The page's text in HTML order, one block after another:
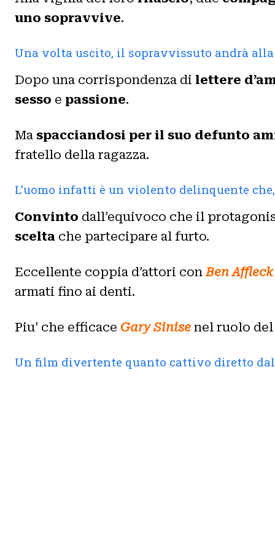
uno sopravvive.
Una volta uscito, il sopravvissuto andrà
Dopo una corrispondenza di lettere
sesso e passione.
Ma spacciandosi per il suo defunto
fratello della ragazza.
L’uomo infatti è un violento delinquente
Convinto dall’equivoco che il
scelta che partecipare al furto.
Eccellente coppia d’attori conBen Affleck
armati fino ai denti.
Piu’ che efficace Gary Sinise nel ruolo
Un film divertente quanto cattivo diretto